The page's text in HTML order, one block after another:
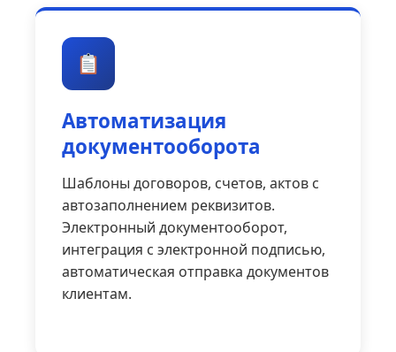
Автоматизация
документооборота
Шаблоны договоров, счетов, актов с
автозаполнением реквизитов.
Электронный документооборот,
интеграция с электронной подписью,
автоматическая отправка документов
клиентам.